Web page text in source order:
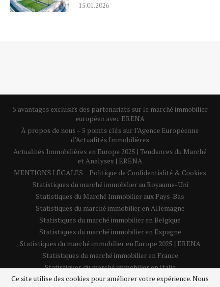
15.01.2026
5 avantages exclusifs des partenariats sur le marché immobilier
européen avec ERENA
À propos de nous – 5 points clés sur l’Agence Européenne
d’Actualités Immobilières
Actualités Immobilières en Europe 2025 | Tendances du Marché
et Analyses | ERENA
MENTIONS LÉGALES
Politique de Confidentialité & Cookies
Statistiques du marché immobilier au Royaume-Uni
Statistiques du Marché Immobilier aux Pays-Bas
Statistiques du marché immobilier en Allemagne
Statistiques du marché immobilier en Belgique
Statistiques du marché immobilier en Espagne
Statistiques du marché immobilier en Europe 2025 | ERENA
Statistiques du marché immobilier en France
Statistiques du marché immobilier en Italie
Statistiques du marché immobilier en Pologne
Ce site utilise des cookies pour améliorer votre expérience. Nous